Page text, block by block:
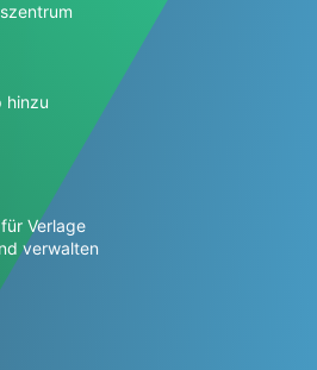
hinzu
Verlage
verwalten